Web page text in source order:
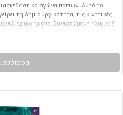
αγώνα παπιών. Αυτό το
τη δημιουργικότητα, τις κινητικές
τρόπο. Συνιστώμενη ηλικία: 3